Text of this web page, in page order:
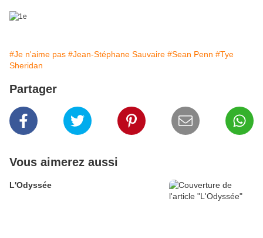
#Je n'aime pas #Jean-Stéphane Sauvaire #Sean Penn #Tye
Sheridan
Partager
Vous aimerez aussi
L'Odyssée